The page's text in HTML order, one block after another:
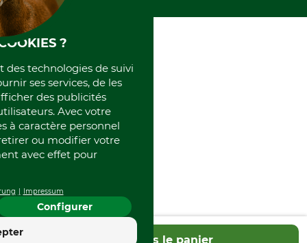
Dans le panier
?
des technologies de suivi
ses services, de les
des publicités
Avec votre
à caractère personnel
ou modifier votre
avec effet pour
Impressum
Configurer